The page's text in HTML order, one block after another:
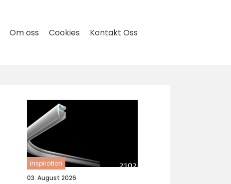
Om oss Cookies Kontakt Oss
inspiration
03. August 2026